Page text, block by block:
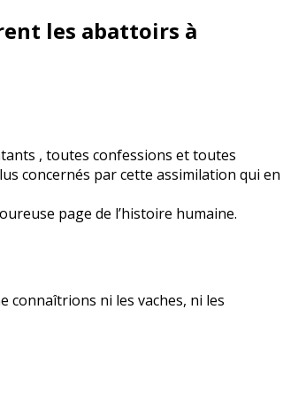
les abattoirs à
, toutes confessions et toutes
concernés par cette assimilation qui en
page de l’histoire humaine.
connaîtrions ni les vaches, ni les